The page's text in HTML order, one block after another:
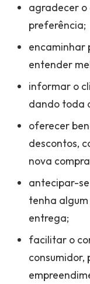
agradecer o
preferência;
encaminhar
entender
informar o
dando toda
oferecer
descontos,
nova
antecipar-
tenha
entrega;
facilitar o
consumidor,